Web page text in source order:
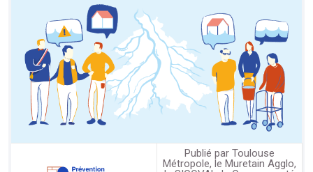
Publié par Toulouse
Métropole, le Muretain Agglo,